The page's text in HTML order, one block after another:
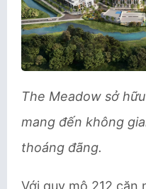
The Meadow sở
mang đến không
thoáng đãng.
Với quy mô 212 căn